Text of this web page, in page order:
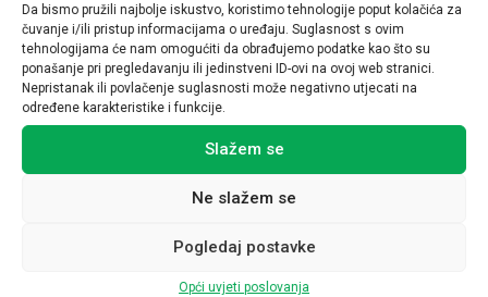
Da bismo pružili najbolje iskustvo, koristimo tehnologije poput kolačića za
čuvanje i/ili pristup informacijama o uređaju. Suglasnost s ovim
tehnologijama će nam omogućiti da obrađujemo podatke kao što su
ponašanje pri pregledavanju ili jedinstveni ID-ovi na ovoj web stranici.
Nepristanak ili povlačenje suglasnosti može negativno utjecati na
određene karakteristike i funkcije.
Slažem se
Ne slažem se
Pogledaj postavke
Opći uvjeti poslovanja
crna
Tip opreme
glava tipkala